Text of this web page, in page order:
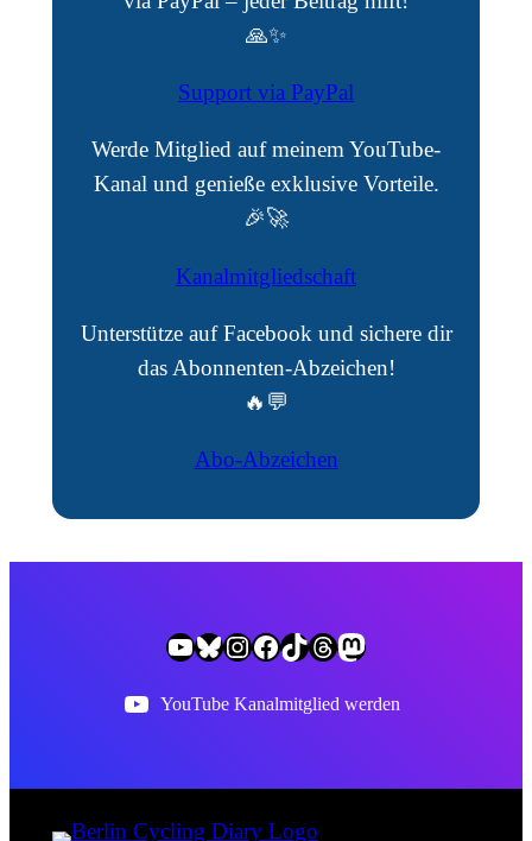
🙏✨
Support via PayPal
Werde Mitglied auf meinem YouTube-
Kanal und genieße exklusive Vorteile.
🎉🚀
Kanalmitgliedschaft
Unterstütze auf Facebook und sichere dir
das Abonnenten-Abzeichen!
🔥💬
Abo-Abzeichen
YouTube BlueSky InstagramFacebook TikTok Threads Mastodon
YouTube Kanalmitglied werden